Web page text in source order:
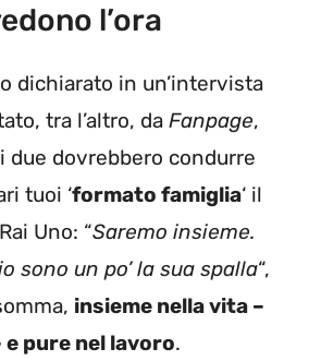
l’ora
dichiarato in un’intervista
tra l’altro, da Fanpage,
due dovrebbero condurre
tuoi ‘formato famiglia‘ il
Uno: “Saremo insieme.
sono un po’ la sua spalla“,
insieme nella vita –
e pure nel lavoro.